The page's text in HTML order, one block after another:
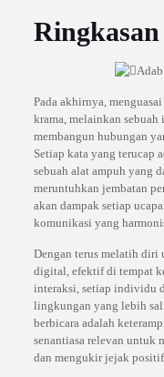
Pada akhirnya,
krama, melainkan
membangun hubungan
Setiap kata yang terucap
sebuah alat ampuh yang
meruntuhkan jembatan
akan dampak setiap
komunikasi yang
Dengan terus melatih diri
digital, efektif di tempat
interaksi, setiap individu
lingkungan yang lebih
berbicara adalah
senantiasa relevan untuk
dan mengukir jejak